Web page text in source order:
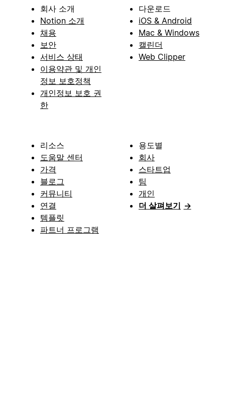
회사 소개
Notion 소개
채용
보안
서비스 상태
이용약관 및 개인
정보 보호정책
개인정보 보호 권
한
다운로드
iOS & Android
Mac & Windows
캘린더
Web Clipper
리소스
도움말 센터
가격
블로그
커뮤니티
연결
템플릿
파트너 프로그램
용도별
회사
스타트업
팀
개인
더 살펴보기 →